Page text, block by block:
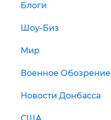
Блоги
Шоу-Биз
Мир
Военное Обозрение
Новости Донбасса